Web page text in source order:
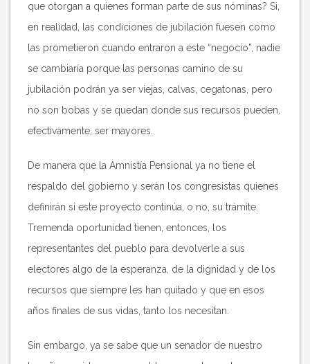
que otorgan a quienes forman parte de sus nóminas? Si,
en realidad, las condiciones de jubilación fuesen como
las prometieron cuando entraron a este “negocio”, nadie
se cambiaría porque las personas camino de su
jubilación podrán ya ser viejas, calvas, cegatonas, pero
no son bobas y se quedan donde sus recursos pueden,
efectivamente, ser mayores.
De manera que la Amnistía Pensional ya no tiene el
respaldo del gobierno y serán los congresistas quienes
definirán si este proyecto continúa, o no, su trámite.
Tremenda oportunidad tienen, entonces, los
representantes del pueblo para devolverle a sus
electores algo de la esperanza, de la dignidad y de los
recursos que siempre les han quitado y que en esos
años finales de sus vidas, tanto los necesitan.
Sin embargo, ya se sabe que un senador de nuestro